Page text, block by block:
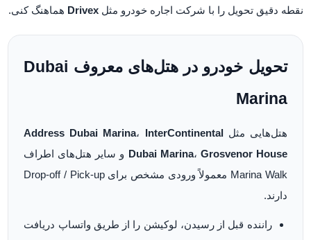
نقطه دقیق تحویل را با شرکت اجاره خودرو مثلDrivex هماهنگ کنی.
تحویل خودرو در هتل‌های معروف Dubai
Marina
هتل‌هایی مثل Address Dubai Marina، InterContinental
Dubai Marina، Grosvenor House
و سایر هتل‌های اطراف
Marina Walk معمولاً ورودی مشخص برای Drop-off / Pick-up
دارند.
راننده قبل از رسیدن، لوکیشن را از طریق واتساپ دریافت